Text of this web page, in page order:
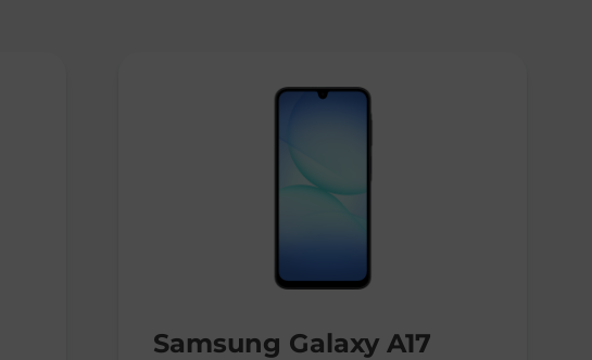
Samsung Galaxy A17